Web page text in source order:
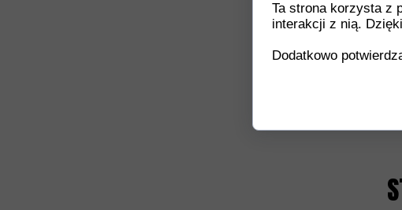
Ta strona korzysta z
interakcji z nią.
Dodatkowo